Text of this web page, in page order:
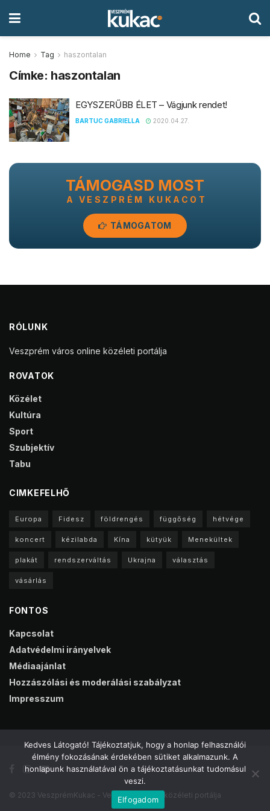
Home Tag haszontalan
Címke: haszontalan
EGYSZERŰBB ÉLET – Vágjunk rendet!
BARTUC GABRIELLA 2020.04.27.
TÁMOGASD MOST
A VESZPRÉM KUKACOT
TÁMOGATOM
RÓLUNK
Veszprém város online közéleti portálja
ROVATOK
Közélet
Kultúra
Sport
Szubjektív
Tabu
CIMKEFELHŐ
Europa Fidesz földrengés függőség hétvége
koncert kézilabda Kína kütyük Menekültek
plakát rendszerváltás Ukrajna választás
vásárlás
FONTOS
Kapcsolat
Adatvédelmi irányelvek
Médiaajánlat
Hozzászólási és moderálási szabályzat
Impresszum
© 2023 VeszprémKukac - Veszprém online közéleti portálja
Kedves Látogató! Tájékoztatjuk, hogy a honlap felhasználói
élmény fokozásának érdekében sütiket alkalmazunk. A
honlapunk használatával ön a tájékoztatásunkat tudomásul
veszi.
Elfogadom